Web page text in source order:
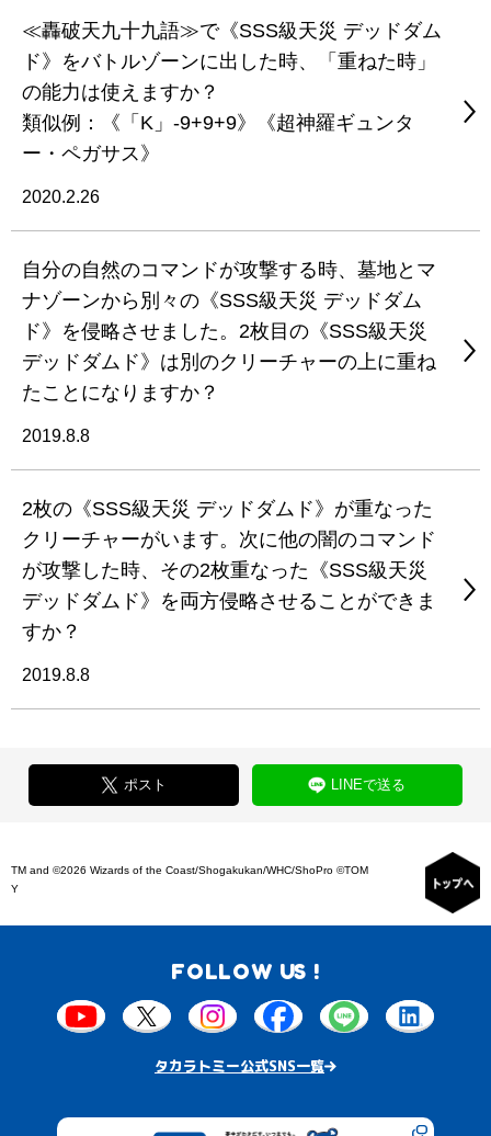
≪轟破天九十九語≫で《SSS級天災 デッドダム
ド》をバトルゾーンに出した時、「重ねた時」
の能力は使えますか？
類似例：《「K」-9+9+9》《超神羅ギュンタ
ー・ペガサス》
2020.2.26
自分の自然のコマンドが攻撃する時、墓地とマ
ナゾーンから別々の《SSS級天災 デッドダム
ド》を侵略させました。2枚目の《SSS級天災
デッドダムド》は別のクリーチャーの上に重ね
たことになりますか？
2019.8.8
2枚の《SSS級天災 デッドダムド》が重なった
クリーチャーがいます。次に他の闇のコマンド
が攻撃した時、その2枚重なった《SSS級天災
デッドダムド》を両方侵略させることができま
すか？
2019.8.8
ポスト LINEで送る
TM and ©2026 Wizards of the Coast/Shogakukan/WHC/ShoPro ©TOM
Y
FOLLOW US !
タカラトミー公式SNS一覧